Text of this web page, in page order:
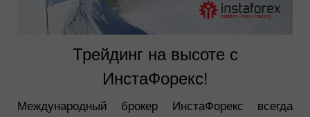
Трейдинг на высоте с
ИнстаФорекс!
Международный брокер ИнстаФорекс всегда